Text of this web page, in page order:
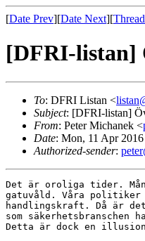
[Date Prev][Date Next][
[DFRI-listan]
To: DFRI Listan <
Subject: [DFRI-listan]
From: Peter Michanek <
Date: Mon, 11 Apr
Authorized-sender:
Det är oroliga tider.
gatuvåld. Våra politiker
handlingskraft. Då är
som
Detta är dock en